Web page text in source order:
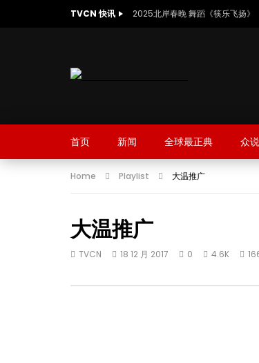
TVCN 快讯 2025北岸春晚 舞蹈《筷乐飞扬》
首页 新闻 全球最正典 众
Home Playlist 大温推广
大温推广
TVCN 18 12 月 2017 0 4.6K